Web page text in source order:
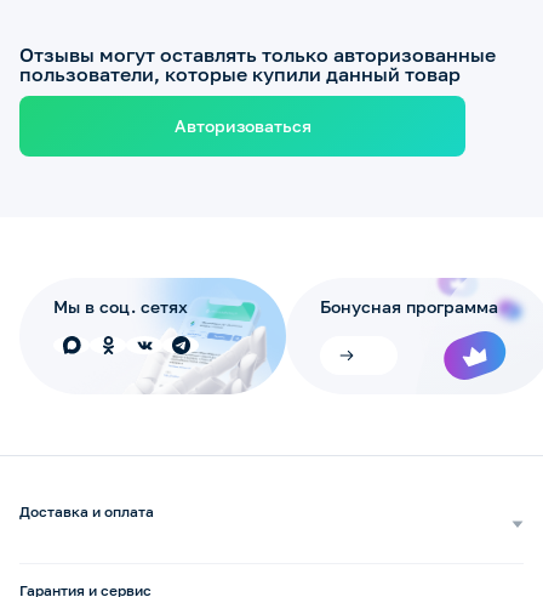
Отзывы могут оставлять только авторизованные
пользователи, которые купили данный товар
Авторизоваться
Мы в соц. сетях Бонусная программа
Доставка и оплата
Гарантия и сервис